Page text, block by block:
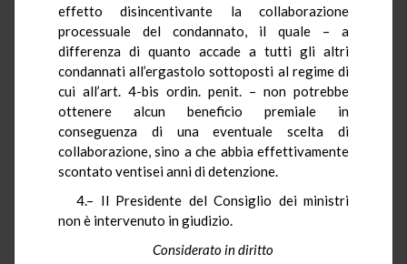
effetto disincentivante la collaborazione
processuale del condannato, il quale – a
differenza di quanto accade a tutti gli altri
condannati all’ergastolo sottoposti al regime di
cui all’art. 4-bis ordin. penit. – non potrebbe
ottenere alcun beneficio premiale in
conseguenza di una eventuale scelta di
collaborazione, sino a che abbia effettivamente
scontato ventisei anni di detenzione.
4.– Il Presidente del Consiglio dei ministri
non è intervenuto in giudizio.
Considerato in diritto